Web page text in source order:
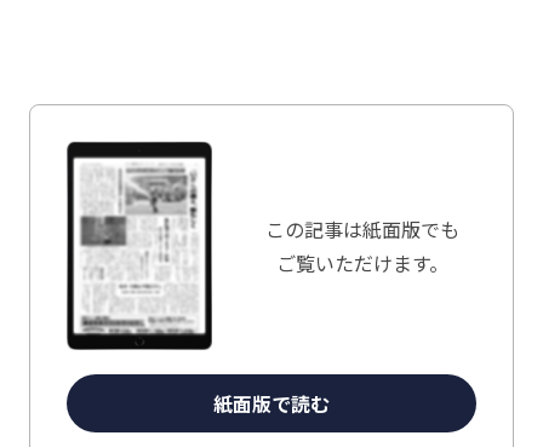
この記事は紙面版でも
ご覧いただけます。
紙面版で読む